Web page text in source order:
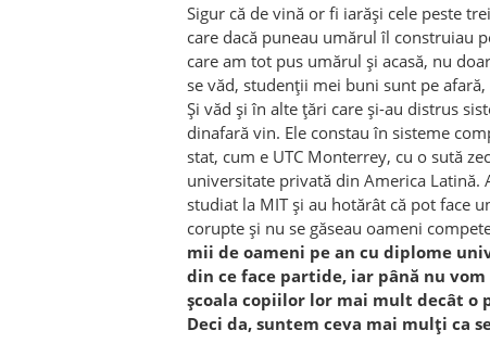
Sigur că de vină or fi iarăși cele peste
care dacă puneau umărul îl construiau
care am tot pus umărul și acasă, nu
se văd, studenții mei buni sunt pe
Și văd și în alte țări care și-au distrus
dinafară vin. Ele constau în sisteme
stat, cum e UTC Monterrey, cu o sută
universitate privată din America Latină.
studiat la MIT și au hotărât că pot face
corupte și nu se găseau oameni
mii de oameni pe an cu diplome
din ce face partide, iar până nu
școala copiilor lor mai mult decât o
Deci da, suntem ceva mai mulți ca